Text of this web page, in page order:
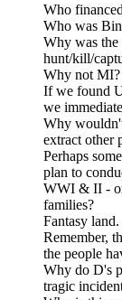
Who
Who was
Why was
hunt/kill/
Why not MI?
If we found
we
Why
extract other
Perhaps
plan to
WWI & II -
families?
Fantasy land.
Remember,
the people
Why do D's
tragic